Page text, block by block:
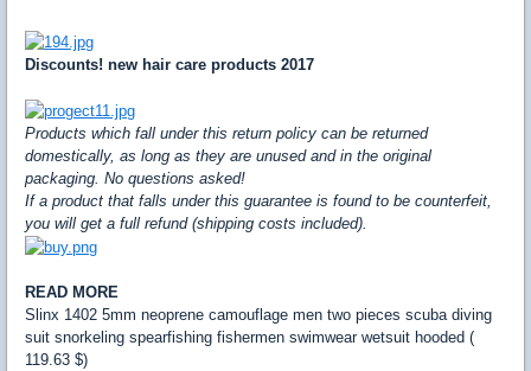
Discounts! new hair care products 2017
Products which fall under this return policy can be returned
domestically, as long as they are unused and in the original
packaging. No questions asked!
If a product that falls under this guarantee is found to be counterfeit,
you will get a full refund (shipping costs included).
READ MORE
Slinx 1402 5mm neoprene camouflage men two pieces scuba diving
suit snorkeling spearfishing fishermen swimwear wetsuit hooded (
119.63 $)